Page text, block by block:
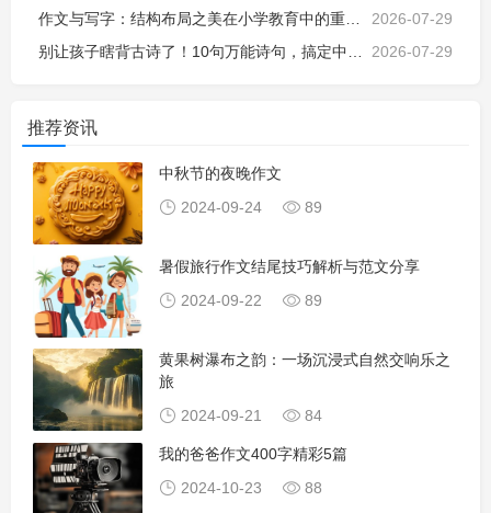
2026-07-29
2026-07-29
推荐资讯
中秋节的夜晚作文
2024-09-24
89
暑假旅行作文结尾技巧解析与范文分享
2024-09-22
89
黄果树瀑布之韵：一场沉浸式自然交响乐之
旅
2024-09-21
84
我的爸爸作文400字精彩5篇
2024-10-23
88